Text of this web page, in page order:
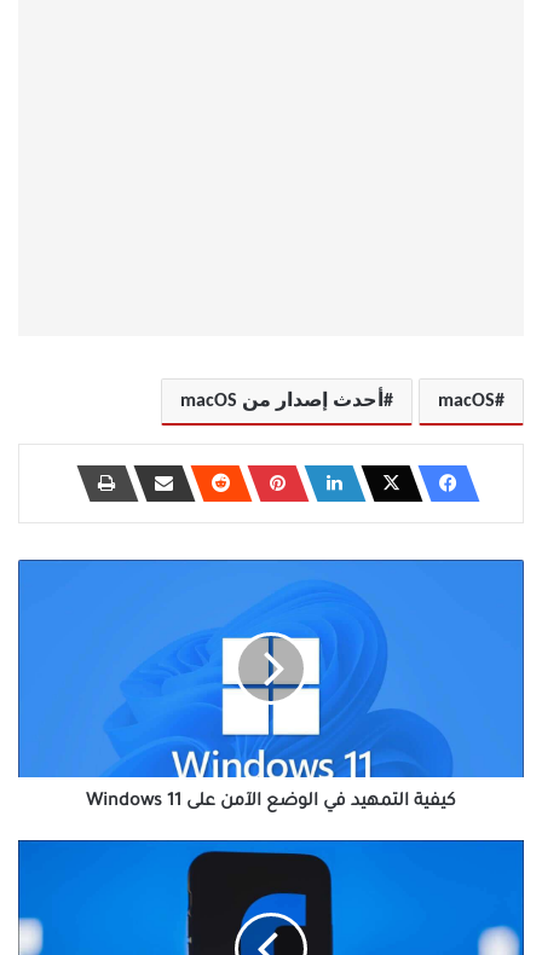
macOS أحدث إصدار من macOS
كيفية التمهيد في الوضع الآمن على Windows 11
يستخدم